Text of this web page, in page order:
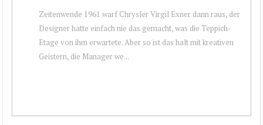
Zeitenwende 1961 warf Chrysler Virgil Exner dann raus, der
Designer hatte einfach nie das gemacht, was die Teppich-
Etage von ihm erwartete. Aber so ist das halt mit kreativen
Geistern, die Manager we...